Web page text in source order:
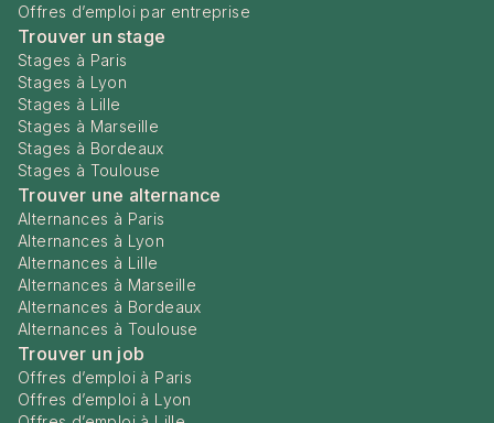
Offres d’emploi par entreprise
Trouver un stage
Stages à Paris
Stages à Lyon
Stages à Lille
Stages à Marseille
Stages à Bordeaux
Stages à Toulouse
Trouver une alternance
Alternances à Paris
Alternances à Lyon
Alternances à Lille
Alternances à Marseille
Alternances à Bordeaux
Alternances à Toulouse
Trouver un job
Offres d’emploi à Paris
Offres d’emploi à Lyon